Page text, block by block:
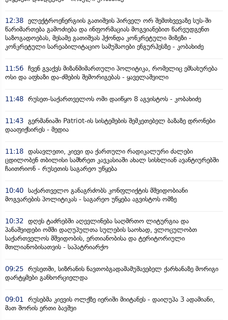
12:38 ელექტროენერგიის გათიშვის პირველ ორ შემთხვევაზე სუს-ში
წარიმართება გამოძიება და ინფორმაციას მოგვიანებით წარვუდგენთ
საზოგადოებას, მესამე გათიშვას ჰქონდა კონკრეტული მიზეზი -
კონკრეტული სარეაბილიტაციო სამუშაოები ენგურჰესზე - კობახიძე
11:56 ჩვენ გვაქვს მიზანმიმართული პოლიტიკა, რომელიც ემსახურება
ოსი და აფხაზი და-ძმების შემორიგებას - ყაველაშვილი
11:48 რუსეთ-საქართველოს ომი დაიწყო 8 აგვისტოს - კობახიძე
11:43 გერმანიაში Patriot-ის სისტემების შემკეთებელ ბაზაზე დრონები
დააფიქსირეს - მედია
11:18 დასავლეთი, კიევი და ქართული რადიკალური ძალები
ცდილობენ თბილისი სამხრეთ კავკასიაში ახალ სისხლიან ავანტიურებში
ჩაითრიონ - რუსეთის საგარეო უწყება
10:40 საქართველო განაგრძობს კონფლიქტის მშვიდობიანი
მოგვარების პოლიტიკას - საგარეო უწყება აგვისტოს ომზე
10:32
დღეს ტაძრებში აღევლინება საღმრთო ლიტურგია და
პანაშვიდები ომში დაღუპულთა სულების საოხად, ვლოცულობთ
საქართველოს მშვიდობის, ერთიანობისა და ტერიტორიული
მთლიანობისათვის - საპატრიარქო
09:25 რუსეთში, სიზრანის ნავთობგადამამუშავებელ ქარხანაზე მორიგი
დარტყმები განხორციელდა
09:01
რუსებმა კიევის ოლქზე იერიში მიიტანეს - დაიღუპა 3 ადამიანი,
მათ შორის ერთი ბავშვი